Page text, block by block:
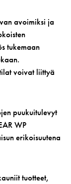
avoimiksi ja
tukemaan
voivat liittyä
puukuitulevyt
WP
erikoisuutena
tuotteet,